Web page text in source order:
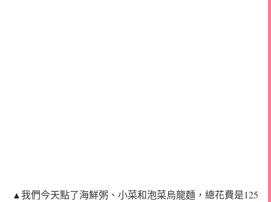
▲我們今天點了海鮮粥、小菜和泡菜烏龍麵，總花費是125